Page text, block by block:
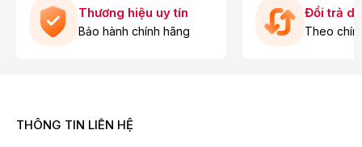
Thương hiệu uy tín
Bảo hành chính hãng
Đổi trả
Theo
THÔNG TIN LIÊN HỆ